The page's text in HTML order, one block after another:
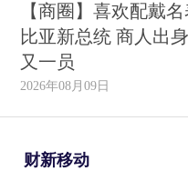
【商圈】喜欢配戴
比亚新总统 商人出
又一员
2026年08月09日
财新移动